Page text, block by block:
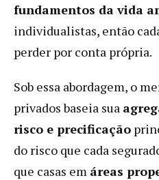
fundamentos da vida
individualistas, então
perder por conta própria.
Sob essa abordagem, o
privados baseia sua
risco e precificação
do risco que cada
que casas em áreas